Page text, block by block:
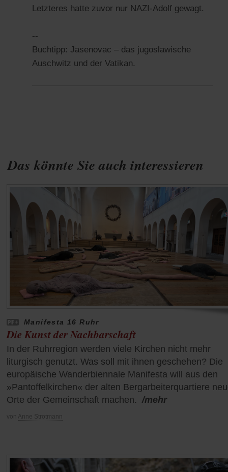
Das könnte Sie auch interessieren
Manifesta 16 Ruhr
Die Kunst der Nachbarschaft
In der Ruhrregion werden viele Kirchen nicht mehr
liturgisch genutzt. Was soll mit ihnen geschehen? Die
europäische Wanderbiennale Manifesta will aus den
»Pantoffelkirchen« der alten Bergarbeiterquartiere
Orte der Gemeinschaft machen. /mehr
von Anne Strotmann
Letzteres hatte zuvor nur NAZI-Adolf gewagt.
--
Buchtipp: Jasenovac – das jugoslawische
Auschwitz und der Vatikan.